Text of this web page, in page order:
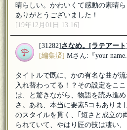
晴らしい。かわいくて感動の素晴
ありがとうございました！
[19年12月01日 13:16]
[31282]さなめ。 [ラテアー
[編集済] Mさん:『your name.
タイトルで既に、かの有名な曲が
入れ替わってる！？その設定をこ
は、と驚きながら、物語を読み進
さ。あれ、本当に要素5コもあり
のスタイルを貫く、｢短さと成立の
られていて、やはり匠の技は凄い、